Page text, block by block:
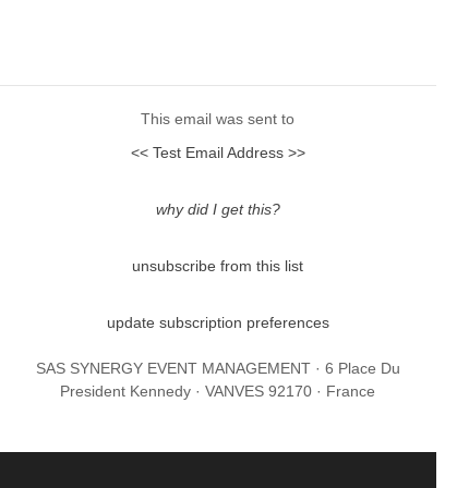
This email was sent to
<< Test Email Address >>
why did I get this?
unsubscribe from this list
update subscription preferences
SAS SYNERGY EVENT MANAGEMENT · 6 Place Du
President Kennedy · VANVES 92170 · France